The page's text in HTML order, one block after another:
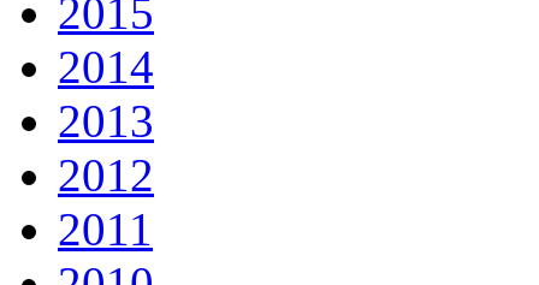
2015
2014
2013
2012
2011